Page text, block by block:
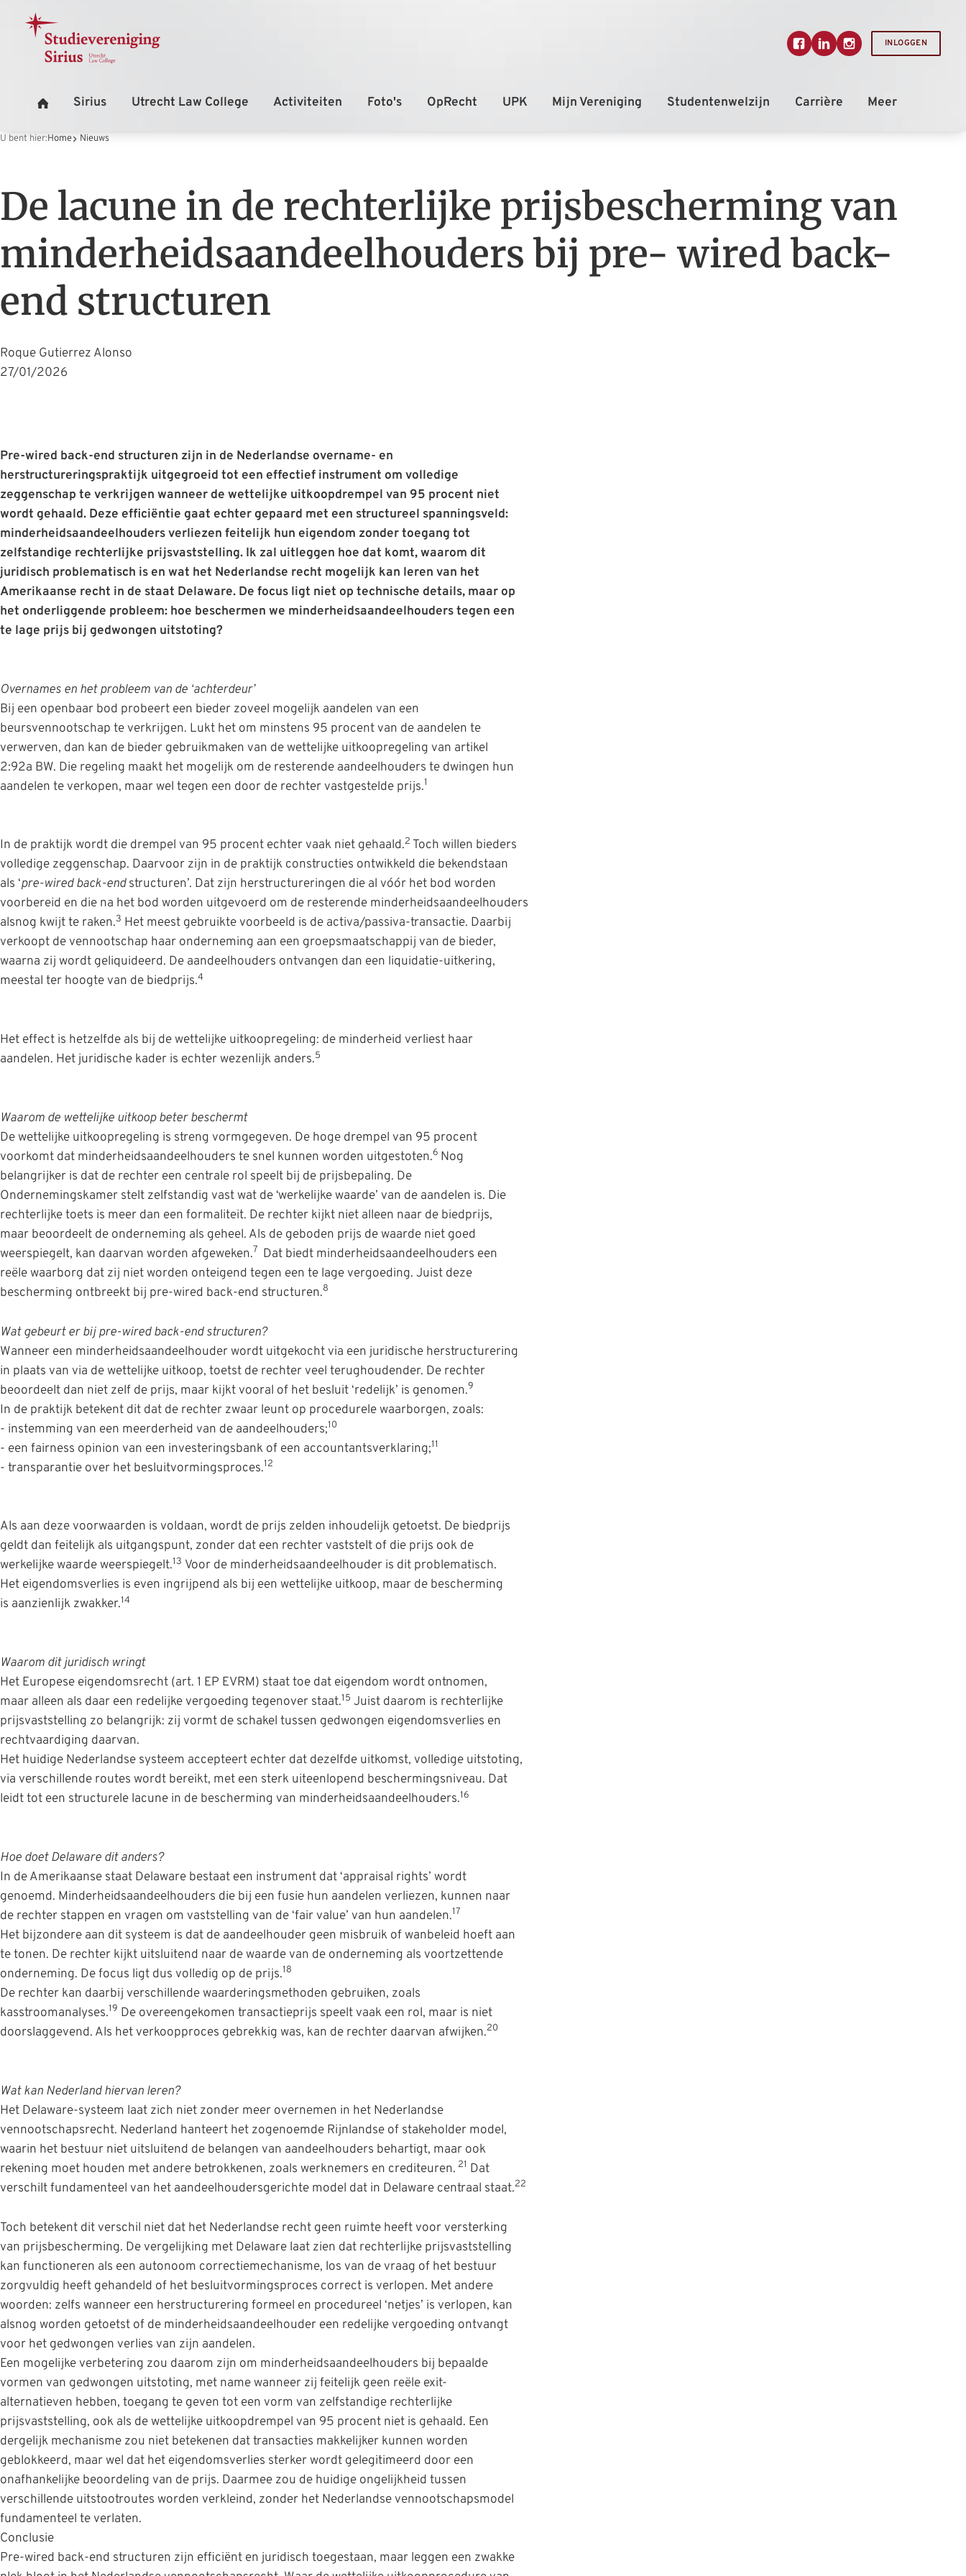
INLOGGEN
U bent hier:Home Nieuws
De lacune in de rechterlijke prijsbescherming van
minderheidsaandeelhouders bij pre- wired back-
end structuren
Roque Gutierrez Alonso
27/01/2026
Pre-wired back-end structuren zijn in de Nederlandse overname- en
herstructureringspraktijk uitgegroeid tot een effectief instrument om volledige
zeggenschap te verkrijgen wanneer de wettelijke uitkoopdrempel van 95 procent niet
wordt gehaald. Deze efficiëntie gaat echter gepaard met een structureel spanningsveld:
minderheidsaandeelhouders verliezen feitelijk hun eigendom zonder toegang tot
zelfstandige rechterlijke prijsvaststelling. Ik zal uitleggen hoe dat komt, waarom dit
juridisch problematisch is en wat het Nederlandse recht mogelijk kan leren van het
Amerikaanse recht in de staat Delaware. De focus ligt niet op technische details, maar op
het onderliggende probleem: hoe beschermen we minderheidsaandeelhouders tegen een
te lage prijs bij gedwongen uitstoting?
Overnames en het probleem van de ‘achterdeur’
Bij een openbaar bod probeert een bieder zoveel mogelijk aandelen van een
beursvennootschap te verkrijgen. Lukt het om minstens 95 procent van de aandelen te
verwerven, dan kan de bieder gebruikmaken van de wettelijke uitkoopregeling van artikel
2:92a BW. Die regeling maakt het mogelijk om de resterende aandeelhouders te dwingen hun
aandelen te verkopen, maar wel tegen een door de rechter vastgestelde prijs.1
In de praktijk wordt die drempel van 95 procent echter vaak niet gehaald.2 Toch willen bieders
volledige zeggenschap. Daarvoor zijn in de praktijk constructies ontwikkeld die bekendstaan
als ‘pre-wired back-endstructuren’. Dat zijn herstructureringen die al vóór het bod worden
voorbereid en die na het bod worden uitgevoerd om de resterende minderheidsaandeelhouders
alsnog kwijt te raken.3 Het meest gebruikte voorbeeld is de activa/passiva-transactie. Daarbij
verkoopt de vennootschap haar onderneming aan een groepsmaatschappij van de bieder,
waarna zij wordt geliquideerd. De aandeelhouders ontvangen dan een liquidatie-uitkering,
meestal ter hoogte van de biedprijs.4
Het effect is hetzelfde als bij de wettelijke uitkoopregeling: de minderheid verliest haar
aandelen. Het juridische kader is echter wezenlijk anders.5
Waarom de wettelijke uitkoop beter beschermt
De wettelijke uitkoopregeling is streng vormgegeven. De hoge drempel van 95 procent
voorkomt dat minderheidsaandeelhouders te snel kunnen worden uitgestoten.6 Nog
belangrijker is dat de rechter een centrale rol speelt bij de prijsbepaling. De
Ondernemingskamer stelt zelfstandig vast wat de ‘werkelijke waarde’ van de aandelen is. Die
rechterlijke toets is meer dan een formaliteit. De rechter kijkt niet alleen naar de biedprijs,
maar beoordeelt de onderneming als geheel. Als de geboden prijs de waarde niet goed
weerspiegelt, kan daarvan worden afgeweken.7 Dat biedt minderheidsaandeelhouders een
reële waarborg dat zij niet worden onteigend tegen een te lage vergoeding. Juist deze
bescherming ontbreekt bij pre-wired back-end structuren.8
Wat gebeurt er bij pre-wired back-end structuren?
Wanneer een minderheidsaandeelhouder wordt uitgekocht via een juridische herstructurering
in plaats van via de wettelijke uitkoop, toetst de rechter veel terughoudender. De rechter
beoordeelt dan niet zelf de prijs, maar kijkt vooral of het besluit ‘redelijk’ is genomen.9
In de praktijk betekent dit dat de rechter zwaar leunt op procedurele waarborgen, zoals:
- instemming van een meerderheid van de aandeelhouders;10
- een fairness opinion van een investeringsbank of een accountantsverklaring;11
- transparantie over het besluitvormingsproces.12
Als aan deze voorwaarden is voldaan, wordt de prijs zelden inhoudelijk getoetst. De biedprijs
geldt dan feitelijk als uitgangspunt, zonder dat een rechter vaststelt of die prijs ook de
werkelijke waarde weerspiegelt.13 Voor de minderheidsaandeelhouder is dit problematisch.
Het eigendomsverlies is even ingrijpend als bij een wettelijke uitkoop, maar de bescherming
is aanzienlijk zwakker.14
Waarom dit juridisch wringt
Het Europese eigendomsrecht (art. 1 EP EVRM) staat toe dat eigendom wordt ontnomen,
maar alleen als daar een redelijke vergoeding tegenover staat.15 Juist daarom is rechterlijke
prijsvaststelling zo belangrijk: zij vormt de schakel tussen gedwongen eigendomsverlies en
rechtvaardiging daarvan.
Het huidige Nederlandse systeem accepteert echter dat dezelfde uitkomst, volledige uitstoting,
via verschillende routes wordt bereikt, met een sterk uiteenlopend beschermingsniveau. Dat
leidt tot een structurele lacune in de bescherming van minderheidsaandeelhouders.16
Hoe doet Delaware dit anders?
In de Amerikaanse staat Delaware bestaat een instrument dat ‘appraisal rights’ wordt
genoemd. Minderheidsaandeelhouders die bij een fusie hun aandelen verliezen, kunnen naar
de rechter stappen en vragen om vaststelling van de ‘fair value’ van hun aandelen.17
Het bijzondere aan dit systeem is dat de aandeelhouder geen misbruik of wanbeleid hoeft aan
te tonen. De rechter kijkt uitsluitend naar de waarde van de onderneming als voortzettende
onderneming. De focus ligt dus volledig op de prijs.18
De rechter kan daarbij verschillende waarderingsmethoden gebruiken, zoals
kasstroomanalyses.19 De overeengekomen transactieprijs speelt vaak een rol, maar is niet
doorslaggevend. Als het verkoopproces gebrekkig was, kan de rechter daarvan afwijken.20
Wat kan Nederland hiervan leren?
Het Delaware-systeem laat zich niet zonder meer overnemen in het Nederlandse
vennootschapsrecht. Nederland hanteert het zogenoemde Rijnlandse of stakeholder model,
waarin het bestuur niet uitsluitend de belangen van aandeelhouders behartigt, maar ook
rekening moet houden met andere betrokkenen, zoals werknemers en crediteuren. 21 Dat
verschilt fundamenteel van het aandeelhoudersgerichte model dat in Delaware centraal staat.22
Toch betekent dit verschil niet dat het Nederlandse recht geen ruimte heeft voor versterking
van prijsbescherming. De vergelijking met Delaware laat zien dat rechterlijke prijsvaststelling
kan functioneren als een autonoom correctiemechanisme, los van de vraag of het bestuur
zorgvuldig heeft gehandeld of het besluitvormingsproces correct is verlopen. Met andere
woorden: zelfs wanneer een herstructurering formeel en procedureel ‘netjes’ is verlopen, kan
alsnog worden getoetst of de minderheidsaandeelhouder een redelijke vergoeding ontvangt
voor het gedwongen verlies van zijn aandelen.
Een mogelijke verbetering zou daarom zijn om minderheidsaandeelhouders bij bepaalde
vormen van gedwongen uitstoting, met name wanneer zij feitelijk geen reële exit-
alternatieven hebben, toegang te geven tot een vorm van zelfstandige rechterlijke
prijsvaststelling, ook als de wettelijke uitkoopdrempel van 95 procent niet is gehaald. Een
dergelijk mechanisme zou niet betekenen dat transacties makkelijker kunnen worden
geblokkeerd, maar wel dat het eigendomsverlies sterker wordt gelegitimeerd door een
onafhankelijke beoordeling van de prijs. Daarmee zou de huidige ongelijkheid tussen
verschillende uitstootroutes worden verkleind, zonder het Nederlandse vennootschapsmodel
fundamenteel te verlaten.
Conclusie
Pre-wired back-end structuren zijn efficiënt en juridisch toegestaan, maar leggen een zwakke